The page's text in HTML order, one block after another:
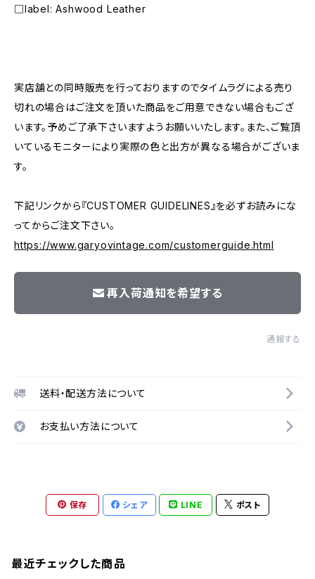
□label: Ashwood Leather
実店舗との同時販売を行っておりますのでタイムラグによる売り
切れの場合はご注文を頂いた商品をご用意できない場合もござ
います。予めご了承下さいますようお願いいたします。また、ご覧頂
いているモニターにより実際の色と出方が異なる場合がございま
す。
下記リンクから『CUSTOMER GUIDELINES』を必ずお読みにな
ってからご注文下さい。
https://www.garyovintage.com/customerguide.html
再入荷通知を希望する
通報する
送料・配送方法について
お支払い方法について
保存 シェア LINE ポスト
最近チェックした商品